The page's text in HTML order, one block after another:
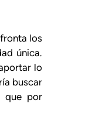
los
única.
lo
buscar
que por